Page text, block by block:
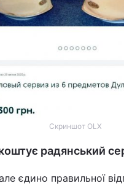
Скриншот OLX
радянський
єдино правильної